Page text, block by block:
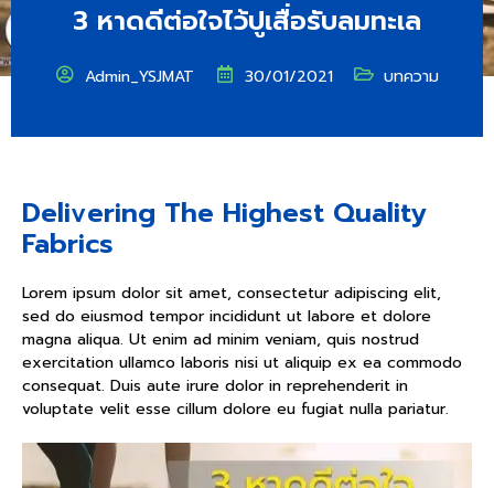
3 หาดดีต่อใจไว้ปูเสื่อรับลมทะเล
Admin_YSJMAT 30/01/2021 บทความ
Delivering The Highest Quality
Fabrics
Lorem ipsum dolor sit amet, consectetur adipiscing elit,
sed do eiusmod tempor incididunt ut labore et dolore
magna aliqua. Ut enim ad minim veniam, quis nostrud
exercitation ullamco laboris nisi ut aliquip ex ea commodo
consequat. Duis aute irure dolor in reprehenderit in
voluptate velit esse cillum dolore eu fugiat nulla pariatur.